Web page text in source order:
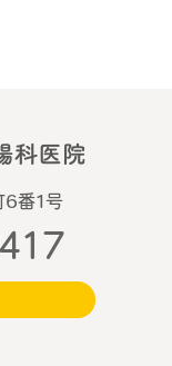
6番1号